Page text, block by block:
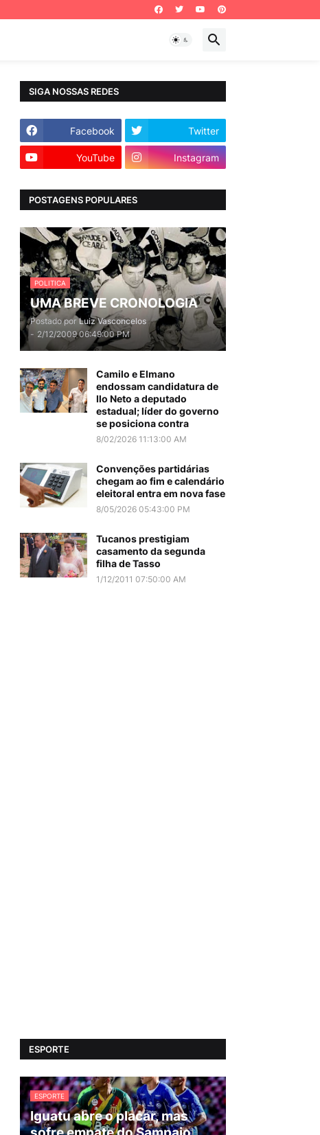
SIGA NOSSAS REDES
Facebook Twitter
YouTube Instagram
POSTAGENS POPULARES
POLITICA
UMA BREVE CRONOLOGIA
Postado por Luiz Vasconcelos
- 2/12/2009 06:49:00 PM
Camilo e Elmano
endossam candidatura de
Ilo Neto a deputado
estadual; líder do governo
se posiciona contra
8/02/2026 11:13:00 AM
Convenções partidárias
chegam ao fim e calendário
eleitoral entra em nova fase
8/05/2026 05:43:00 PM
Tucanos prestigiam
casamento da segunda
filha de Tasso
1/12/2011 07:50:00 AM
ESPORTE
ESPORTE
Iguatu abre o placar, mas